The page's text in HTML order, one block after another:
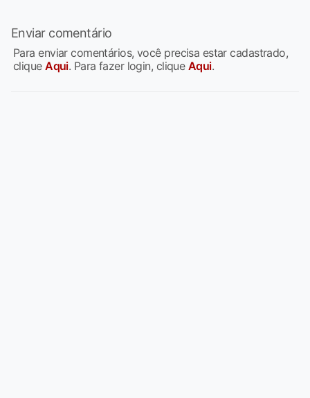
Enviar comentário
Para enviar comentários, você precisa estar cadastrado,
cliqueAqui. Para fazer login, clique Aqui.